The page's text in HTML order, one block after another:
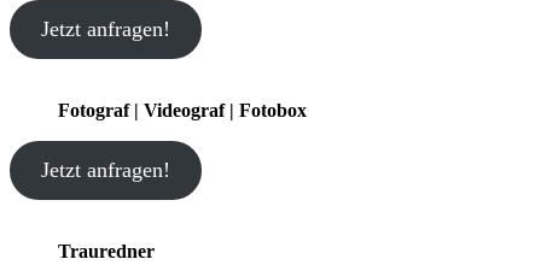
Jetzt anfragen!
Fotograf | Videograf | Fotobox
Jetzt anfragen!
Trauredner